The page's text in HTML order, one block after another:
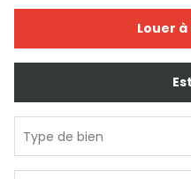
De l'immo pro
Louer à
De l'immo pro
Type de bien